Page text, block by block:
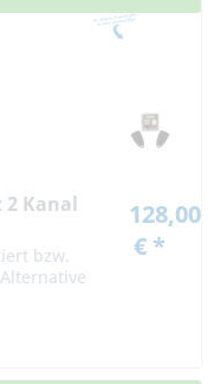
2 Kanal
bzw.
128,00
€ *